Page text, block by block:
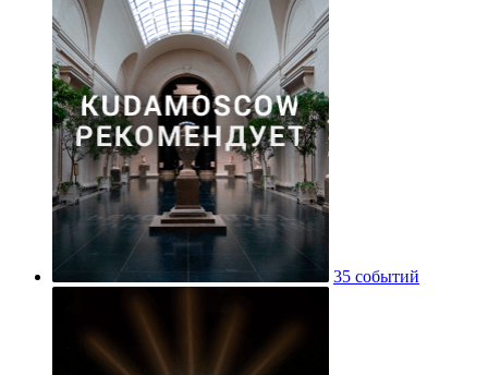
35 событий